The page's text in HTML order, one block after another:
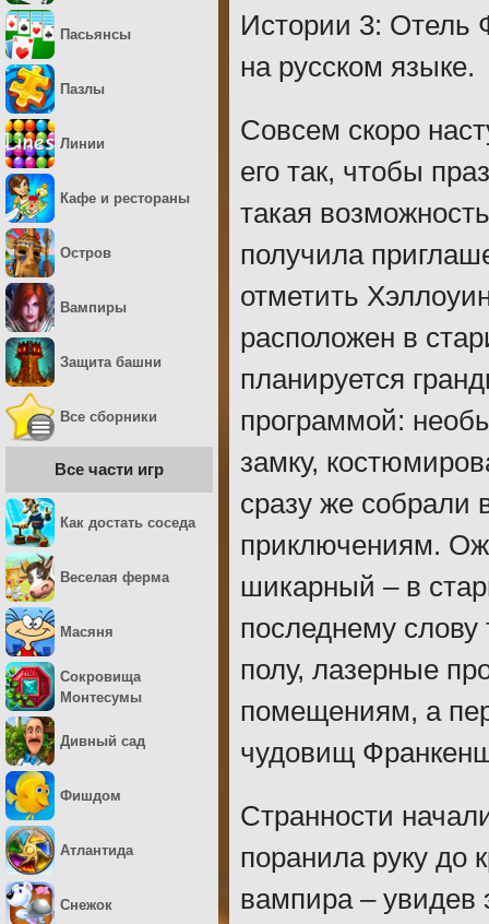
Истории 3: Отель
на русском языке.
Совсем скоро
его так, чтобы
такая
получила
отметить
расположен в
планируется
программой:
замку,
сразу же собрали
приключениям.
шикарный – в
последнему
полу, лазерные
помещениям, а
чудовищ
Странности
поранила руку до
вампира – увидев
Пасьянсы
Пазлы
Линии
Кафе и рестораны
Остров
Вампиры
Защита башни
Все сборники
Все части игр
Как достать соседа
Веселая ферма
Масяня
Сокровища
Монтесумы
Дивный сад
Фишдом
Атлантида
Снежок